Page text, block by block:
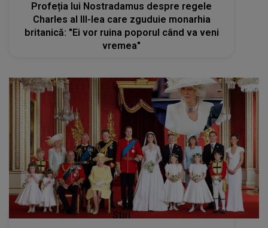
Profeția lui Nostradamus despre regele
Charles al III-lea care zguduie monarhia
britanică: "Ei vor ruina poporul când va veni
vremea"
Stiri